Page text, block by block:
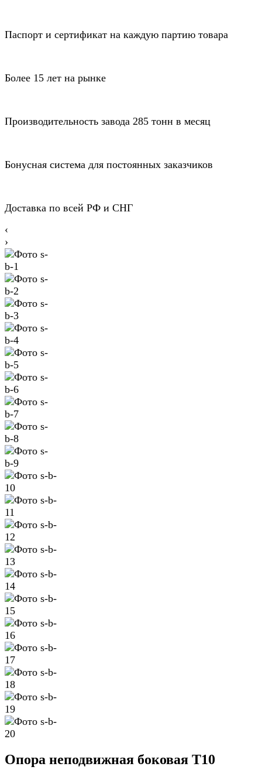
Паспорт и сертификат на каждую партию товара
Более 15 лет на рынке
Производительность завода 285 тонн в месяц
Бонусная система для постоянных заказчиков
Доставка по всей РФ и СНГ
‹
›
Опора неподвижная боковая Т10